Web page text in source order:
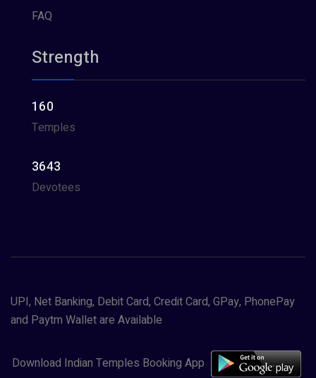
FAQ
Strength
160
Temples
3643
Devotees
UPI, Net Banking, Debit Card, Credit Card, GPay, PhonePay
and Paytm Wallet are Available
Download Indian Temples Booking App